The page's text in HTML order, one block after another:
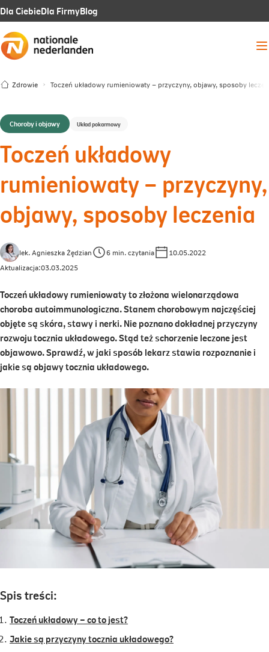
Dla CiebieLink
się
karcie
Dla FirmyLink
się
Blog
Zdrowie Toczeń układowy rumieniowaty – przyczyny, objawy, sposoby
Choroby i objawy Układ pokarmowy
Toczeń układowy
rumieniowaty – przyczyny,
objawy, sposoby leczenia
lek. Agnieszka Żędzian 6 min. czytania
10.05.2022
Aktualizacja:03.03.2025
Toczeń układowy rumieniowaty to złożona wielonarządowa
choroba autoimmunologiczna. Stanem chorobowym najczęściej
objęte są skóra, stawy i nerki. Nie poznano dokładnej przyczyny
rozwoju tocznia układowego. Stąd też schorzenie leczone jest
objawowo. Sprawdź, w jaki sposób lekarz stawia rozpoznanie i
jakie są objawy tocznia układowego.
Spis treści:
Toczeń układowy – co to jest?
Jakie są przyczyny tocznia układowego?